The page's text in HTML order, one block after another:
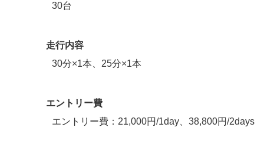
30台
走行内容
30分×1本、25分×1本
エントリー費
エントリー費：21,000円/1day、38,800円/2days